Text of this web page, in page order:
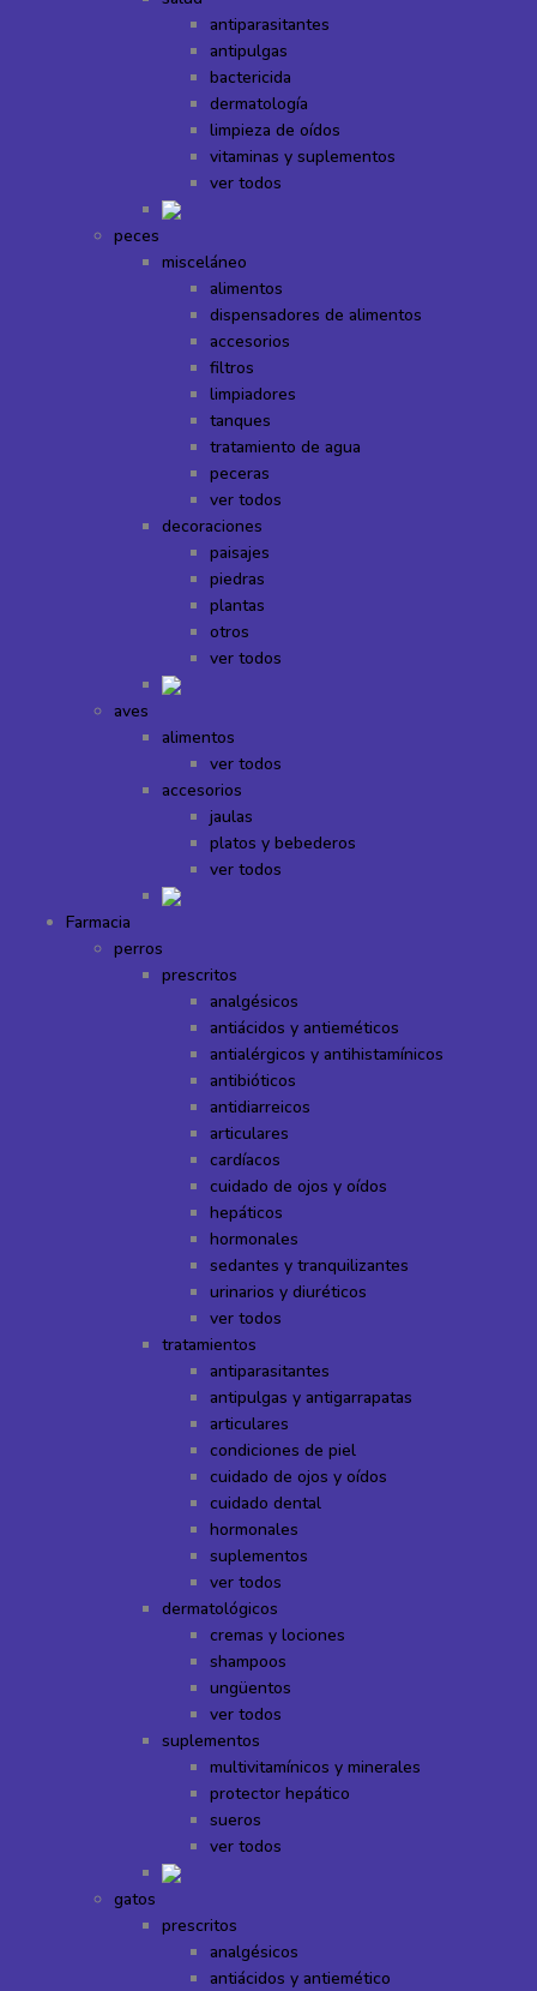
antiparasitantes
antipulgas
bactericida
dermatología
limpieza de oídos
vitaminas y suplementos
ver todos
peces
misceláneo
alimentos
dispensadores de alimentos
accesorios
filtros
limpiadores
tanques
tratamiento de agua
peceras
ver todos
decoraciones
paisajes
piedras
plantas
otros
ver todos
aves
alimentos
ver todos
accesorios
jaulas
platos y bebederos
ver todos
Farmacia
perros
prescritos
analgésicos
antiácidos y antieméticos
antialérgicos y antihistamínicos
antibióticos
antidiarreicos
articulares
cardíacos
cuidado de ojos y oídos
hepáticos
hormonales
sedantes y tranquilizantes
urinarios y diuréticos
ver todos
tratamientos
antiparasitantes
antipulgas y antigarrapatas
articulares
condiciones de piel
cuidado de ojos y oídos
cuidado dental
hormonales
suplementos
ver todos
dermatológicos
cremas y lociones
shampoos
ungüentos
ver todos
suplementos
multivitamínicos y minerales
protector hepático
sueros
ver todos
gatos
prescritos
analgésicos
antiácidos y antiemético